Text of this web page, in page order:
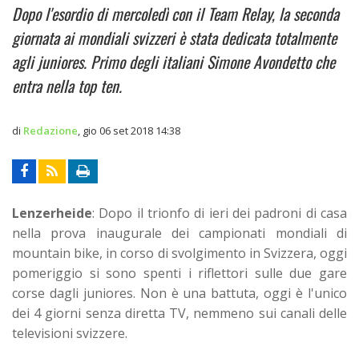
Dopo l'esordio di mercoledì con il Team Relay, la seconda
giornata ai mondiali svizzeri è stata dedicata totalmente
agli juniores. Primo degli italiani Simone Avondetto che
entra nella top ten.
di Redazione gio 06 set 2018 14:38
Lenzerheide: Dopo il trionfo di ieri dei padroni di casa
nella prova inaugurale dei campionati mondiali di
mountain bike, in corso di svolgimento in Svizzera, oggi
pomeriggio si sono spenti i riflettori sulle due gare
corse dagli juniores. Non è una battuta, oggi è l'unico
dei 4 giorni senza diretta TV, nemmeno sui canali delle
televisioni svizzere.